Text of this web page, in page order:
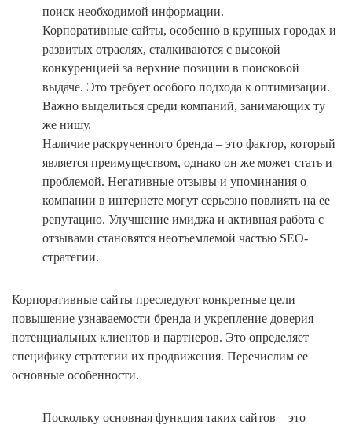
поиск необходимой информации.
Корпоративные сайты, особенно в крупных городах и
развитых отраслях, сталкиваются с высокой
конкуренцией за верхние позиции в поисковой
выдаче. Это требует особого подхода к оптимизации.
Важно выделиться среди компаний, занимающих ту
же нишу.
Наличие раскрученного бренда – это фактор, который
является преимуществом, однако он же может стать и
проблемой. Негативные отзывы и упоминания о
компании в интернете могут серьезно повлиять на ее
репутацию. Улучшение имиджа и активная работа с
отзывами становятся неотъемлемой частью SEO-
стратегии.
Корпоративные сайты преследуют конкретные цели –
повышение узнаваемости бренда и укрепление доверия
потенциальных клиентов и партнеров. Это определяет
специфику стратегии их продвижения. Перечислим ее
основные особенности.
Поскольку основная функция таких сайтов – это